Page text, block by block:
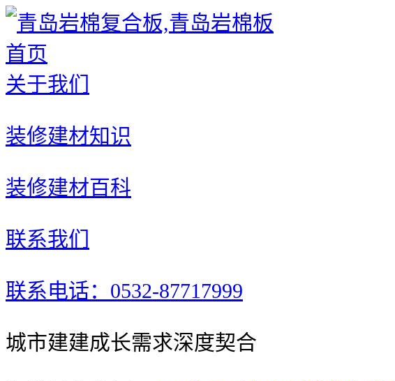
首页
关于我们
装修建材知识
装修建材百科
联系我们
联系电话：0532-87717999
城市建建成长需求深度契合